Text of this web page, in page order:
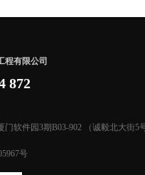
程有限公司
872
门软件园3期B03-902 （诚毅北大街5
号